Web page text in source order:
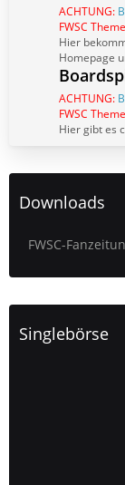
ACHTUNG:
FWSC
Hier
Homepage
ACHTUNG:
FWSC
Hier gibt es
Downloads
FWSC-
Singlebörse